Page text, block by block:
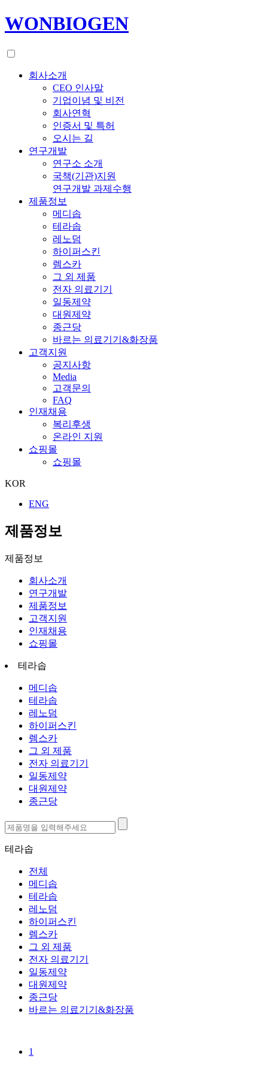
WONBIOGEN
회사소개
CEO 인사말
기업이념 및 비전
회사연혁
인증서 및 특허
오시는 길
연구개발
연구소 소개
국책(기관)지원
연구개발 과제수행
제품정보
메디솝
테라솝
레노덤
하이퍼스킨
렘스카
그 외 제품
전자 의료기기
일동제약
대원제약
종근당
바르는 의료기기&화장품
고객지원
공지사항
Media
고객문의
FAQ
인재채용
복리후생
온라인 지원
쇼핑몰
쇼핑몰
KOR
ENG
제품정보
제품정보
회사소개
연구개발
제품정보
고객지원
인재채용
쇼핑몰
테라솝
메디솝
테라솝
레노덤
하이퍼스킨
렘스카
그 외 제품
전자 의료기기
일동제약
대원제약
종근당
테라솝
전체
메디솝
테라솝
레노덤
하이퍼스킨
렘스카
그 외 제품
전자 의료기기
일동제약
대원제약
종근당
바르는 의료기기&화장품
1